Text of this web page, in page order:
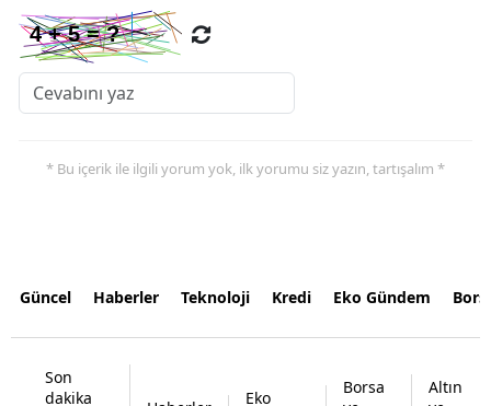
* Bu içerik ile ilgili yorum yok, ilk yorumu siz yazın, tartışalım *
Güncel Haberler Teknoloji Kredi Eko Gündem
Son
dakika
Eko
Borsa
Altın